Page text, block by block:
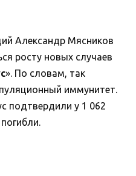
Александр Мясников
росту новых случаев
». По словам, так
иммунитет.
подтвердили у 1 062